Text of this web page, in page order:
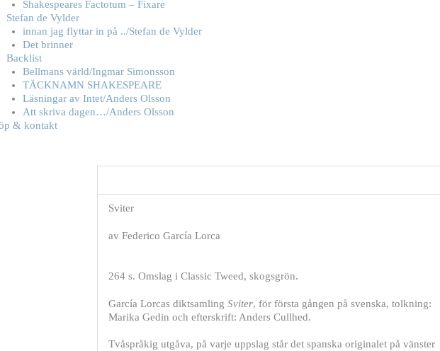
Shakespeares Factotum – Fixare
Stefan de Vylder
innan jag flyttar in på ../Stefan de Vylder
Det brinner
Backlist
Bellmans värld/Ingmar Simonsson
TÄCKNAMN SHAKESPEARE
Läsningar av Intet/Anders Olsson
Att skriva dagen…/Anders Olsson
& kontakt
Sviter
av Federico García Lorca
264 s. Omslag i Classic Tweed, skogsgrön.
García Lorcas diktsamling Sviter, för första gången på svenska, tolkning:
Marika Gedin och efterskrift: Anders Cullhed.
Tvåspråkig utgåva, på varje uppslag står det spanska originalet på vänster